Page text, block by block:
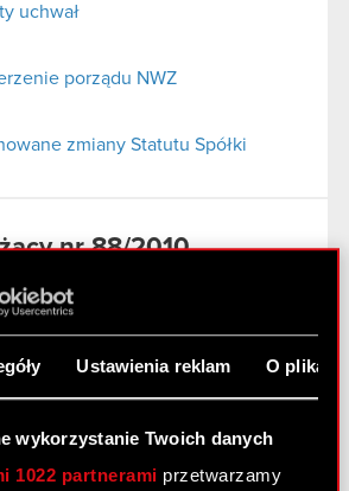
Ustawienia reklam O
wykorzystanie Twoich danych
1022 partnerami przetwarzamy
uchwał
porządu NWZ
zmiany Statutu Spółki
nr 88/2010
zawiadomienia, o którym
publicznej.
załącznik